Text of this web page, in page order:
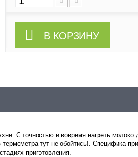
В КОРЗИНУ
С точностью и вовремя нагреть молоко
тут не обойтись!. Специфика
приготовления.